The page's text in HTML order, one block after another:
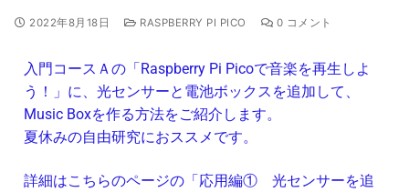
2022年8月18日 RASPBERRY PI PICO 0 コメント
入門コースＡの「Raspberry Pi Picoで音楽を再生しよ
う！」に、光センサーと電池ボックスを追加して、
Music Boxを作る方法をご紹介します。
夏休みの自由研究におススメです。
詳細はこちらのページの「応用編① 光センサーを追